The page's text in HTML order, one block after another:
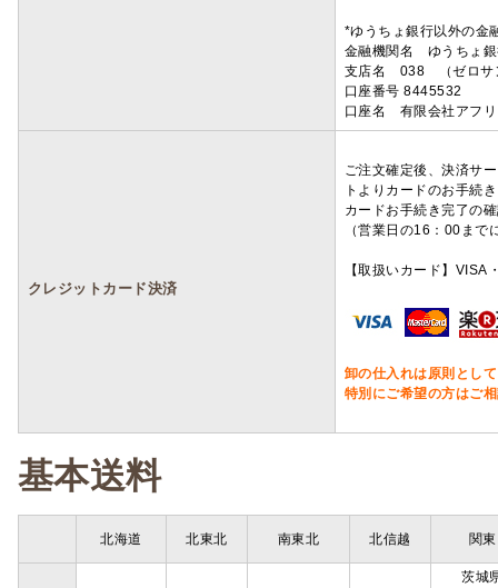
*ゆうちょ銀行以外の金
金融機関名 ゆうちょ
支店名 038 （ゼロサ
口座番号 8445532
口座名 有限会社アフ
クレジットカード決済
ご注文確定後、決済サ
トよりカードのお手続
カードお手続き完了の
（営業日の16：00ま
【取扱いカード】
卸の仕入れは原則とし
特別にご希望の方はご
基本送料
北海道 北東北 南東北 北信越 関東
茨城